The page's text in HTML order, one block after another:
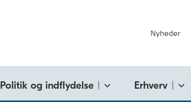
Nyheder
Politik og indflydelse Erhverv